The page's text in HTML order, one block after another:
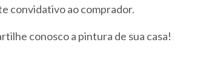
convidativo ao comprador.
conosco a pintura de sua casa!